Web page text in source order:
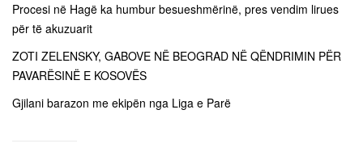
Procesi në Hagë ka humbur besueshmërinë, pres vendim lirues
për të akuzuarit
ZOTI ZELENSKY, GABOVE NË BEOGRAD NË QËNDRIMIN PËR
PAVARËSINË E KOSOVËS
Gjilani barazon me ekipën nga Liga e Parë